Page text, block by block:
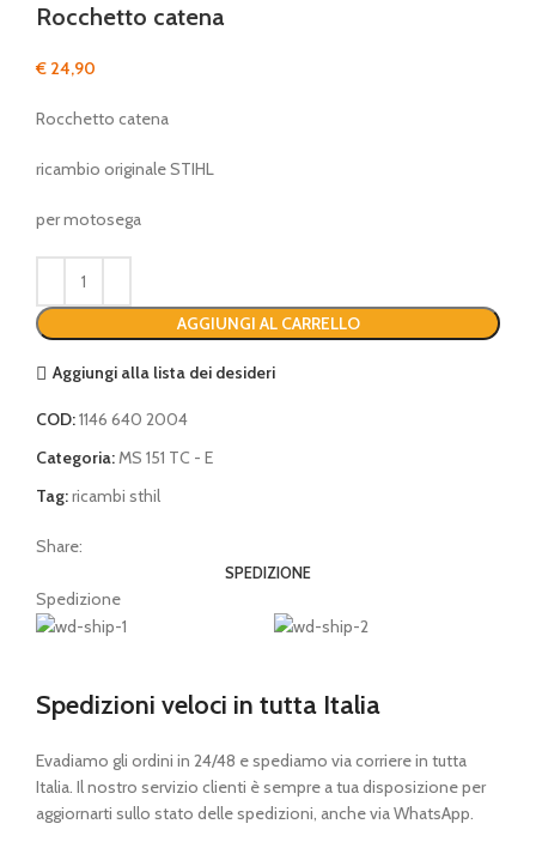
Rocchetto catena
€ 24,90
Rocchetto catena
ricambio originale STIHL
per motosega
AGGIUNGI AL CARRELLO
Aggiungi alla lista dei desideri
COD:1146 640 2004
Categoria: MS 151 TC - E
Tag:ricambi sthil
Share:
SPEDIZIONE
Spedizione
Spedizioni veloci in tutta Italia
Evadiamo gli ordini in 24/48 e spediamo via corriere in tutta
Italia. Il nostro servizio clienti è sempre a tua disposizione per
aggiornarti sullo stato delle spedizioni, anche via WhatsApp.